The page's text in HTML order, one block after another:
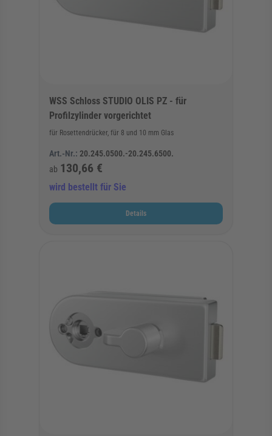
WSS Schloss STUDIO OLIS PZ - für
Profilzylinder vorgerichtet
für Rosettendrücker, für 8 und 10 mm Glas
Art.-Nr.: 20.245.0500.-20.245.6500.
ab 130,66 €
wird bestellt für Sie
Details